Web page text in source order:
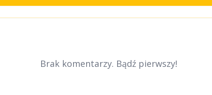
Brak komentarzy. Bądź pierwszy!